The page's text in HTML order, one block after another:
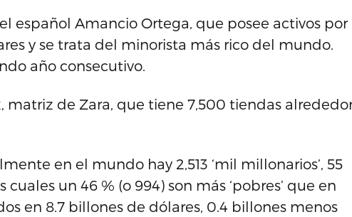
español Amancio Ortega, que posee activos por
y se trata del minorista más rico del mundo.
año consecutivo.
matriz de Zara, que tiene 7,500 tiendas
en el mundo hay 2,513 ‘mil millonarios’, 55
un 46 % (o 994) son más ‘pobres’ que en
en 8.7 billones de dólares, 0.4 billones menos